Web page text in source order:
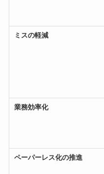
ミスの軽減
業務効率化
ペーパーレス化の推進